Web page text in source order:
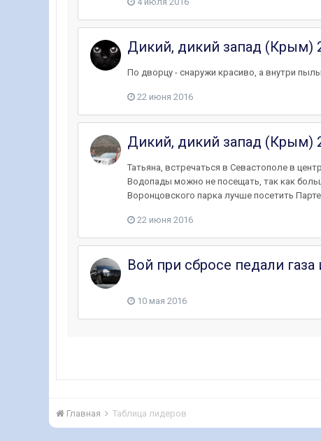
Дикий, дикий запад (Крым)
По дворцу - снаружи красиво, а внутри
22 июня 2016
Дикий, дикий запад (Крым)
Татьяна, встречаться в Севастополе в
Водопады можно не посещать, так как
Воронцовского парка лучше посетить
22 июня 2016
Вой при сбросе педали
10 мая 2016
Главная Таблица лидеров